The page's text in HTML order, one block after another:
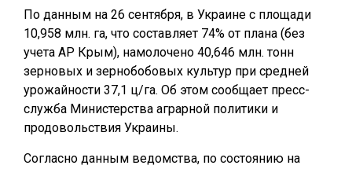
По данным на 26 сентября, в Украине с площади
10,958 млн. га, что составляет 74% от плана (без
учета АР Крым), намолочено 40,646 млн. тонн
зерновых и зернобобовых культур при средней
урожайности 37,1 ц/га. Об этом сообщает пресс-
служба Министерства аграрной политики и
продовольствия Украины.
Согласно данным ведомства, по состоянию на